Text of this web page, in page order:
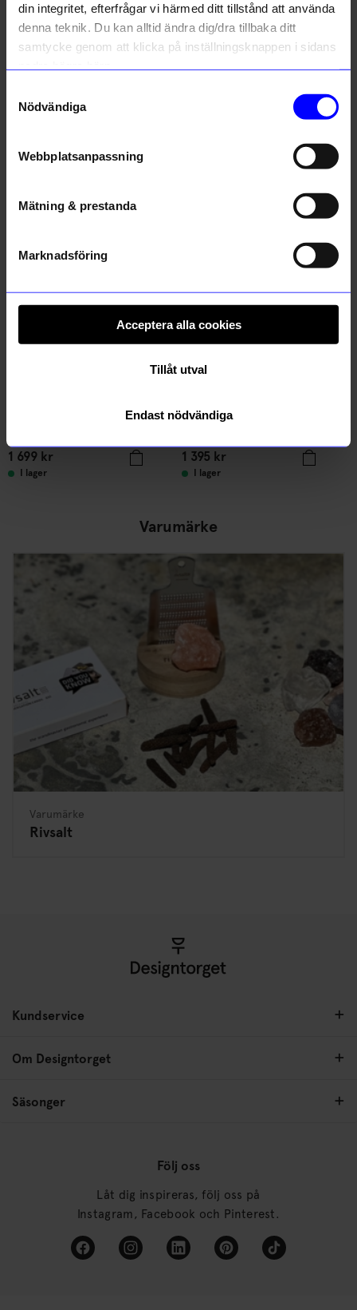
din integritet, efterfrågar vi härmed ditt tillstånd att använda
denna teknik. Du kan alltid ändra dig/dra tillbaka ditt
samtycke genom att klicka på inställningsknappen i sidans
Nödvändiga
Webbplatsanpassning
Mätning & prestanda
Marknadsföring
Acceptera alla cookies
Tillåt utval
Endast nödvändiga
Rivsalt
199kr
1 699 kr
I lager
Created By Designtorget
1 395 kr
I lager
Varumärke
Varumärke
Rivsalt
Kundservice
Om Designtorget
Säsonger
Följ oss
Låt dig inspireras, följ oss på
Instagram, Facebook och Pinterest.